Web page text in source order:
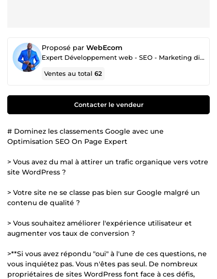
Proposé par WebEcom
Expert Développement web - SEO - Marketing digital
Ventes au total62
Contacter le vendeur
# Dominez les classements Google avec une
Optimisation SEO On Page Expert
> Vous avez du mal à attirer un trafic organique vers votre
site WordPress ?
> Votre site ne se classe pas bien sur Google malgré un
contenu de qualité ?
> Vous souhaitez améliorer l'expérience utilisateur et
augmenter vos taux de conversion ?
>**Si vous avez répondu "oui" à l'une de ces questions, ne
vous inquiétez pas. Vous n'êtes pas seul. De nombreux
propriétaires de sites WordPress font face à ces défis,